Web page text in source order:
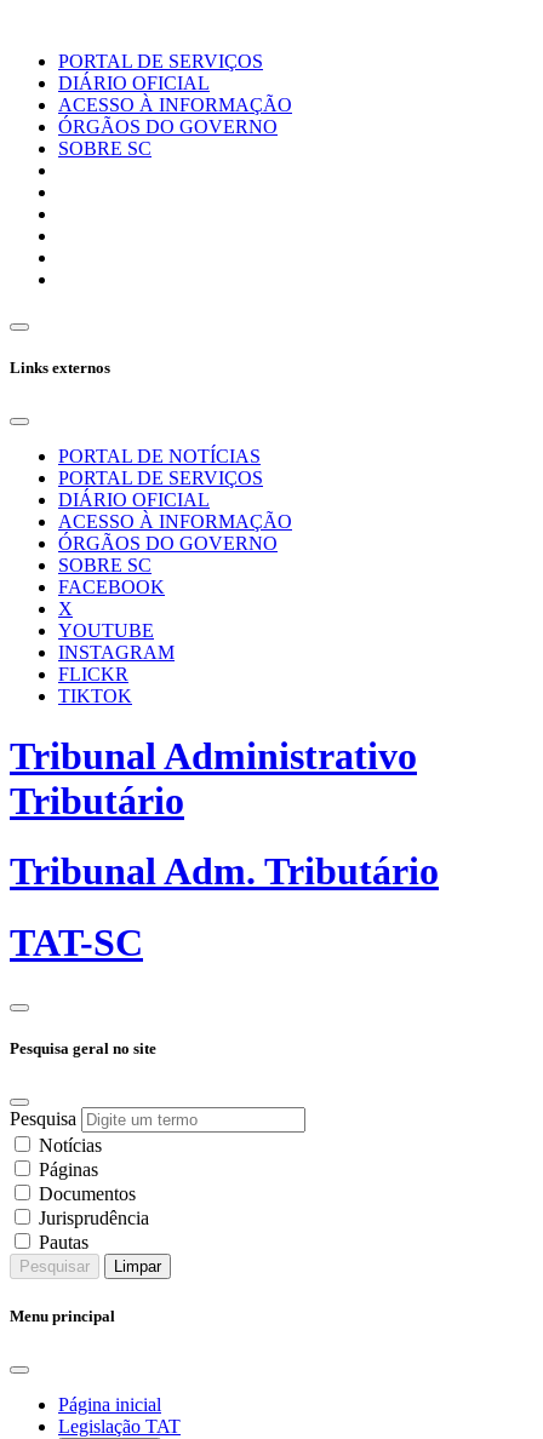
PORTAL DE SERVIÇOS
DIÁRIO OFICIAL
ACESSO À INFORMAÇÃO
ÓRGÃOS DO GOVERNO
SOBRE SC
Links externos
PORTAL DE NOTÍCIAS
PORTAL DE SERVIÇOS
DIÁRIO OFICIAL
ACESSO À INFORMAÇÃO
ÓRGÃOS DO GOVERNO
SOBRE SC
FACEBOOK
X
YOUTUBE
INSTAGRAM
FLICKR
TIKTOK
Tribunal Administrativo
Tributário
Tribunal Adm. Tributário
TAT-SC
Pesquisa geral no site
Pesquisa
Notícias
Páginas
Documentos
Jurisprudência
Pautas
Pesquisar Limpar
Menu principal
Página inicial
Legislação TAT